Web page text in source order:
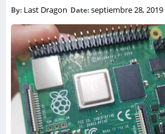
By: Last Dragon Date:septiembre 28, 2019